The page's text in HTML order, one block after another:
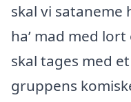
skal vi sataneme
ha’ mad med
skal tages med
gruppens